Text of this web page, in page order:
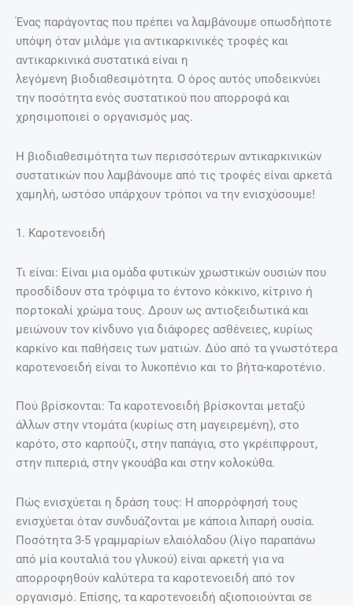
Ένας παράγοντας που πρέπει να λαμβάνουμε οπωσδήποτε
υπόψη όταν μιλάμε για αντικαρκινικές τροφές και
αντικαρκινικά συστατικά είναι η
λεγόμενη βιοδιαθεσιμότητα. Ο όρος αυτός υποδεικνύει
την ποσότητα ενός συστατικού που απορροφά και
χρησιμοποιεί ο οργανισμός μας.
Η βιοδιαθεσιμότητα των περισσότερων αντικαρκινικών
συστατικών που λαμβάνουμε από τις τροφές είναι αρκετά
χαμηλή, ωστόσο υπάρχουν τρόποι να την ενισχύσουμε!
1. Καροτενοειδή
Τι είναι: Είναι μια ομάδα φυτικών χρωστικών ουσιών που
προσδίδουν στα τρόφιμα το έντονο κόκκινο, κίτρινο ή
πορτοκαλί χρώμα τους. Δρουν ως αντιοξειδωτικά και
μειώνουν τον κίνδυνο για διάφορες ασθένειες, κυρίως
καρκίνο και παθήσεις των ματιών. Δύο από τα γνωστότερα
καροτενοειδή είναι το λυκοπένιο και το βήτα-καροτένιο.
Πού βρίσκονται: Τα καροτενοειδή βρίσκονται μεταξύ
άλλων στην ντομάτα (κυρίως στη μαγειρεμένη), στο
καρότο, στο καρπούζι, στην παπάγια, στο γκρέιπφρουτ,
στην πιπεριά, στην γκουάβα και στην κολοκύθα.
Πώς ενισχύεται η δράση τους: Η απορρόφησή τους
ενισχύεται όταν συνδυάζονται με κάποια λιπαρή ουσία.
Ποσότητα 3-5 γραμμαρίων ελαιόλαδου (λίγο παραπάνω
από μία κουταλιά του γλυκού) είναι αρκετή για να
απορροφηθούν καλύτερα τα καροτενοειδή από τον
οργανισμό. Επίσης, τα καροτενοειδή αξιοποιούνται σε